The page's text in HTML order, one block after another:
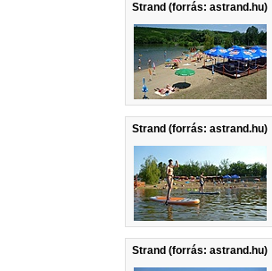
Strand (forrás: astrand.hu)
Strand (forrás: astrand.hu)
Strand (forrás: astrand.hu)